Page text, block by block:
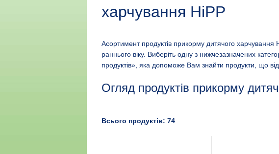
харчування HiPP
Асортимент продуктів прикорму дитячого харчування
раннього віку. Виберіть одну з нижчезазначених
продуктів», яка допоможе Вам знайти продукти, що
Огляд продуктів прикорму
Всього продуктів: 74